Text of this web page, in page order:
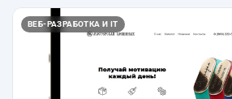
ВЕБ-РАЗРАБОТКА И IT